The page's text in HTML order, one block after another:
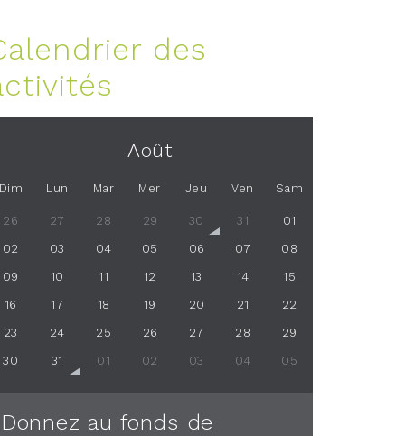
des
Août
Dim Lun Mar Mer Jeu Ven Sam
26 27 28 29 30 31 01
02 03 04 05 06 07 08
09 10 11 12 13 14 15
16 17 18 19 20 21 22
23 24 25 26 27 28 29
30 31 01 02 03 04 05
Donnez au fonds de